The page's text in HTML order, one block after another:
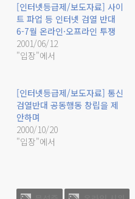
[인터넷등급제/보도자료] 사이
트 파업 등 인터넷 검열 반대
6-7월 온라인·오프라인 투쟁
2001/06/12
"입장"에서
[인터넷등급제/보도자료] 통신
검열반대 공동행동 창립을 제
안하며
2000/10/20
"입장"에서